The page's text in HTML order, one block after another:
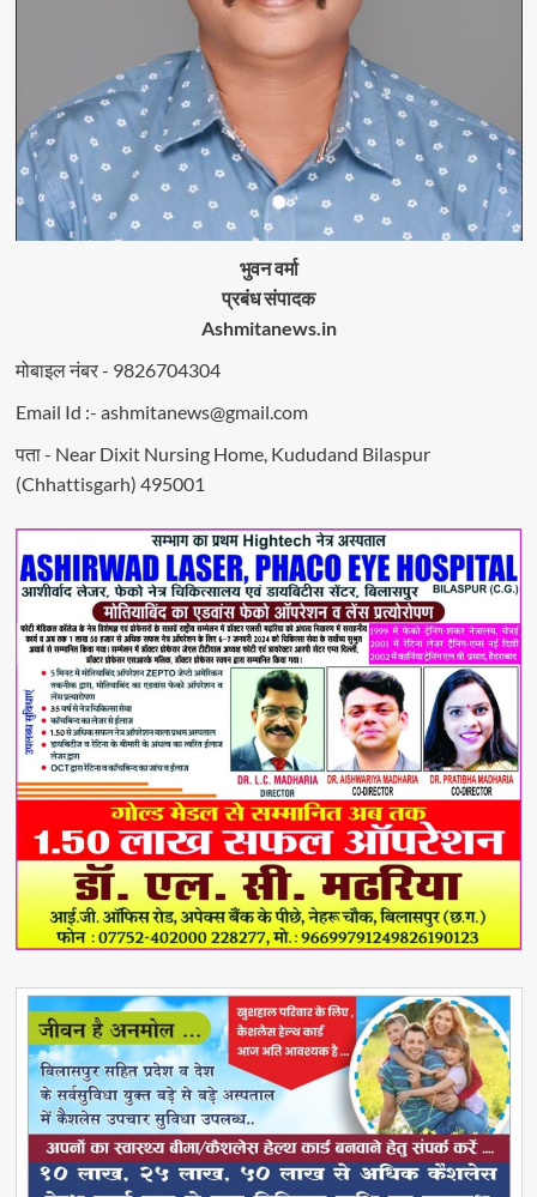
पकड़ा
भुवन वर्मा
प्रबंध संपादक
Ashmitanews.in
मोबाइल नंबर - 9826704304
Email Id :- ashmitanews@gmail.com
पता - Near Dixit Nursing Home, Kududand Bilaspur
(Chhattisgarh) 495001